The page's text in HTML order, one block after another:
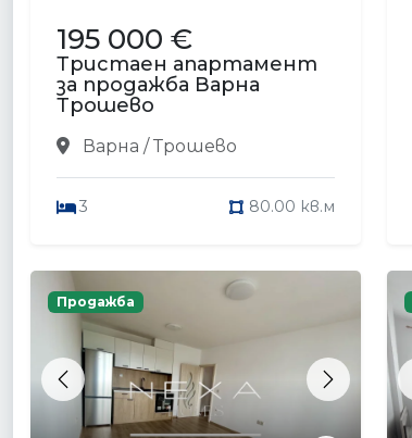
195 000 €
Тристаен апартамент
за продажба Варна
Трошево
Варна / Трошево
3 80.00 кв.м
Previous Next
Продажба